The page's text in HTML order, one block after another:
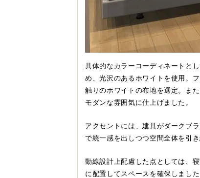
具体的なカラーコーディネートと
め、光沢のあるホワイトを使用。
触りのホワイトの布地を選定。ま
モダンな雰囲気に仕上げました。
アクセントには、建具がダークブ
で統一感を出しつつ空間全体を引き
動線設計上配慮した点としては、
に配置してスペースを確保しました